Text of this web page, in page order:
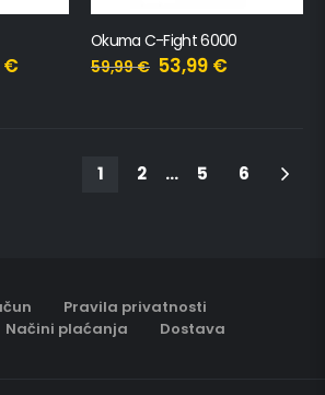
€
Okuma C-Fight 6000
59,99€ 53,99 €
1 2 … 5 6
Pravila privatnosti
Načini plaćanja Dostava